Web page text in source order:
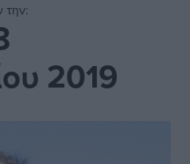
την:
2019